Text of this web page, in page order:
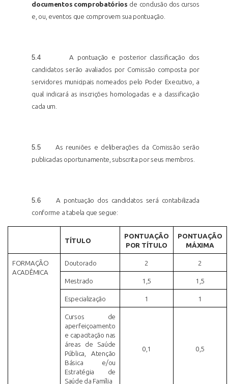
documentos comprobatórios de conclusão dos cursos
e, ou, eventos que comprovem sua pontuação.
5.4
A pontuação e posterior classificação dos
candidatos serão avaliados por Comissão composta por
servidores municipais nomeados pelo Poder Executivo, a
qual indicará as inscrições homologadas e a classificação
cada um.
5.5
As reuniões e deliberações da Comissão serão
publicadas oportunamente, subscrita por seus membros.
5.6
A pontuação dos candidatos será contabilizada
conforme a tabela que segue:
TÍTULO
PONTUAÇÃO
POR TÍTULO
PONTUAÇÃO
MÁXIMA
FORMAÇÃO
ACADÊMICA
Doutorado 2 2
Mestrado 1,5 1,5
Especialização 1 1
Cursos de
aperfeiçoamento
e capacitação nas
áreas de Saúde
Pública, Atenção
Básica e/ou
Estratégia de
Saúde da Família
0,1 0,5